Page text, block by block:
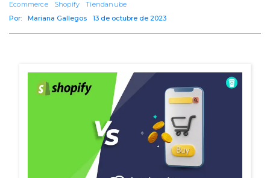
Ecommerce Shopify
Tiendanube
Por:
Mariana Gallegos 13 de octubre de 2023